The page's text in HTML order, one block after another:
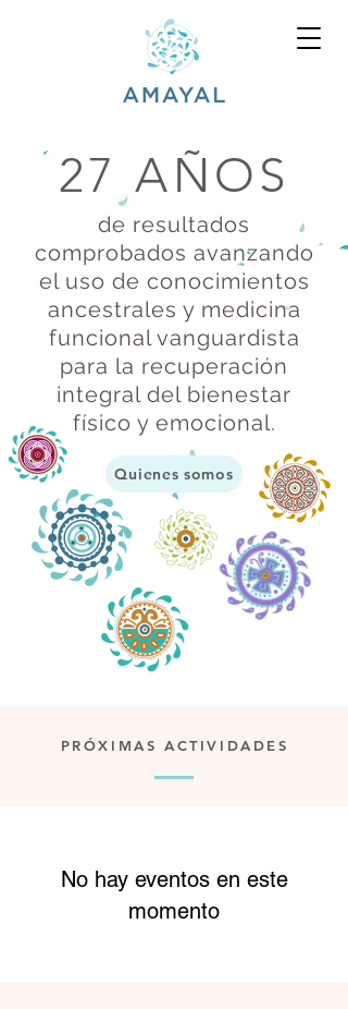
27 AÑOS
de resultados
comprobados avanzando
el uso de conocimientos
ancestrales y medicina
funcional vanguardista
para la recuperación
integral del bienestar
físico y emocional.
Quienes somos
PRÓXIMAS ACTIVIDADES
No hay eventos en este
momento